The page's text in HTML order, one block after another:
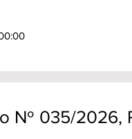
Nº 035/2026,